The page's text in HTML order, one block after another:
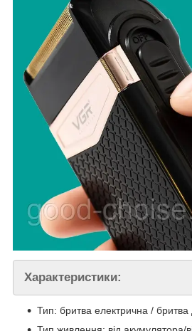
Характеристики:
Тип: бритва електрична / бритва